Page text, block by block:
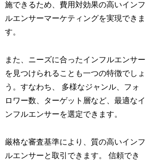
施できるため、費用対効果の高いインフ
ルエンサーマーケティングを実現できま
す。
また、ニーズに合ったインフルエンサー
を見つけられることも一つの特徴でしょ
う。すなわち、 多様なジャンル、フォ
ロワー数、ターゲット層など、最適なイ
ンフルエンサーを選定できます。
厳格な審査基準により、質の高いインフ
ルエンサーと取引できます。 信頼でき